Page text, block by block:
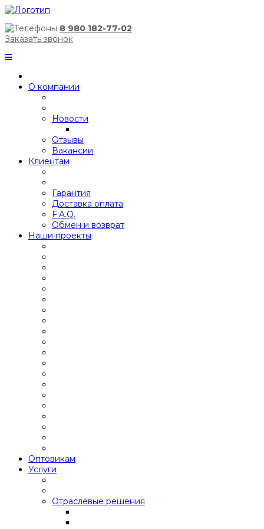
8 980 182-77-02
Заказать звонок
О компании
Новости
Отзывы
Вакансии
Клиентам
Гарантия
Доставка оплата
F.A.Q.
Обмен и возврат
Наши проекты
Оптовикам
Услуги
Отраслевые решения